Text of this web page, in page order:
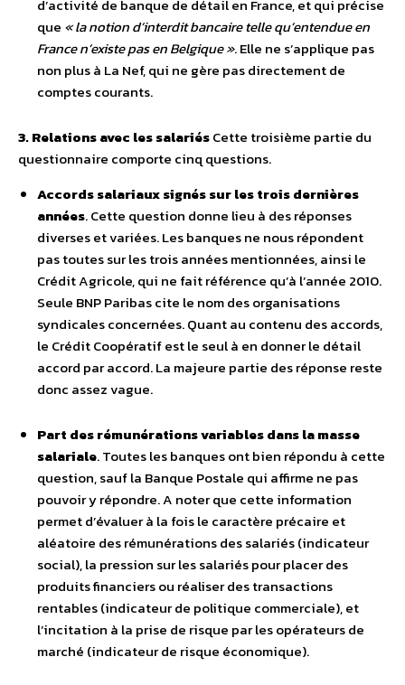
d’activité de banque de détail en France, et qui précise
que « la notion d’interdit bancaire telle qu’entendue en
France n’existe pas en Belgique ». Elle ne s’applique pas
non plus à La Nef, qui ne gère pas directement de
comptes courants.
3. Relations avec les salariésCette troisième partie du
questionnaire comporte cinq questions.
Accords salariaux signés sur les trois dernières
années. Cette question donne lieu à des réponses
diverses et variées. Les banques ne nous répondent
pas toutes sur les trois années mentionnées, ainsi le
Crédit Agricole, qui ne fait référence qu’à l’année 2010.
Seule BNP Paribas cite le nom des organisations
syndicales concernées. Quant au contenu des accords,
le Crédit Coopératif est le seul à en donner le détail
accord par accord. La majeure partie des réponse reste
donc assez vague.
Part des rémunérations variables dans la masse
salariale. Toutes les banques ont bien répondu à cette
question, sauf la Banque Postale qui affirme ne pas
pouvoir y répondre. A noter que cette information
permet d’évaluer à la fois le caractère précaire et
aléatoire des rémunérations des salariés (indicateur
social), la pression sur les salariés pour placer des
produits financiers ou réaliser des transactions
rentables (indicateur de politique commerciale), et
l’incitation à la prise de risque par les opérateurs de
marché (indicateur de risque économique).